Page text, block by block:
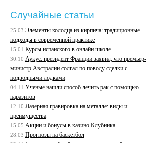
Случайные статьи
25.03 Элементы колодца из кирпича: традиционные
подходы в современной практике
15.01 Курсы испанского в онлайн школе
30.10 Аукус: президент Франции заявил, что премьер-
министр Австралии солгал по поводу сделки с
подводными лодками
04.11 Ученые нашли способ лечить рак с помощью
паразитов
12.10 Лазерная гравировка на металле: виды и
преимущества
15.05 Акции и бонусы в казино Клубника
28.03 Прогнозы на баскетбол